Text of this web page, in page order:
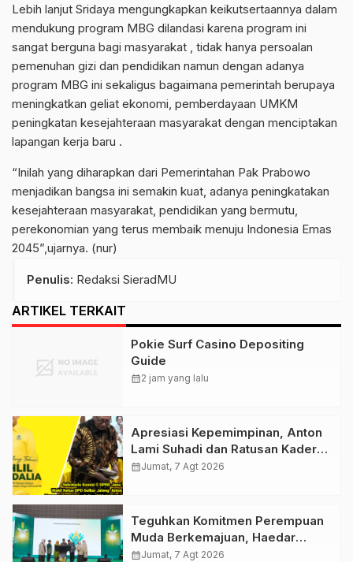
Lebih lanjut Sridaya mengungkapkan keikutsertaannya dalam
mendukung program MBG dilandasi karena program ini
sangat berguna bagi masyarakat , tidak hanya persoalan
pemenuhan gizi dan pendidikan namun dengan adanya
program MBG ini sekaligus bagaimana pemerintah berupaya
meningkatkan geliat ekonomi, pemberdayaan UMKM
peningkatan kesejahteraan masyarakat dengan menciptakan
lapangan kerja baru .
“Inilah yang diharapkan dari Pemerintahan Pak Prabowo
menjadikan bangsa ini semakin kuat, adanya peningkatakan
kesejahteraan masyarakat, pendidikan yang bermutu,
perekonomian yang terus membaik menuju Indonesia Emas
2045”,ujarnya. (nur)
Penulis: Redaksi SieradMU
ARTIKEL TERKAIT
Pokie Surf Casino Depositing
Guide
calendar_month2 jam yang lalu
Apresiasi Kepemimpinan, Anton
Lami Suhadi dan Ratusan Kader
Golkar Klaten Ikut Rayakan Ultah
calendar_monthJumat, 7 Agt 2026
Teguhkan Komitmen Perempuan
Muda Berkemajuan, Haedar
Nashir Buka Muktamar ke-15
calendar_monthJumat, 7 Agt 2026